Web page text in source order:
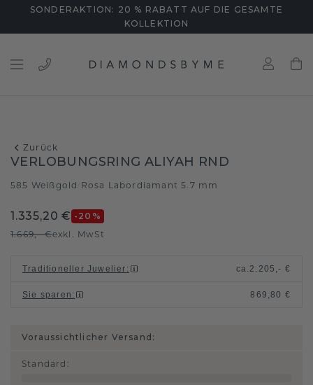
SONDERAKTION: 20 % RABATT AUF DIE GESAMTE
KOLLEKTION
Zurück
VERLOBUNGSRING ALIYAH RND
585 Weißgold Rosa Labordiamant 5.7 mm
1.335,20 € -20 %
1.669,- €exkl. MwSt
Traditioneller Juwelier : ca.2.205,- €
Sie sparen : 869,80 €
Voraussichtlicher Versand:
Standard :